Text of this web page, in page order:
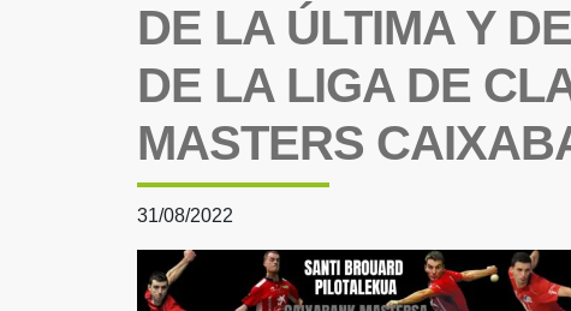
DE LA ÚLTIMA Y
DE LA LIGA DE
MASTERS
31/08/2022